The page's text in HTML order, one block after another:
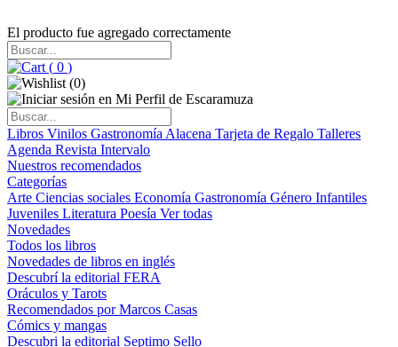
El producto fue agregado correctamente
( 0 )
(0)
Libros Vinilos Gastronomía Alacena Tarjeta de Regalo Talleres
Agenda Revista Intervalo
Nuestros recomendados
Categorías
Arte Ciencias sociales Economía Gastronomía Género Infantiles
Juveniles Literatura Poesía Ver todas
Novedades
Todos los libros
Novedades de libros en inglés
Descubrí la editorial FERA
Oráculos y Tarots
Recomendados por Marcos Casas
Cómics y mangas
Descubri la editorial Septimo Sello